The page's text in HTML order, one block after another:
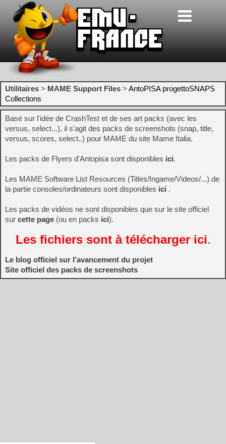
Utilitaires > MAME Support Files > AntoPISA progettoSNAPS
Collections
Basé sur l'idée de CrashTest et de ses art packs (avec les
versus, select...), il s'agit des packs de screenshots (snap, title,
versus, scores, select..) pour MAME du site Mame Italia.
Les packs de Flyers d'Antopisa sont disponibles ici.
Les MAME Software List Resources (Titles/Ingame/Videos/...) de
la partie consoles/ordinateurs sont disponibles ici .
Les packs de vidéos ne sont disponibles que sur le site officiel
sur cette page (ou en packs ici).
Les fichiers sont à télécharger ici.
Le blog officiel sur l'avancement du projet
Site officiel des packs de screenshots